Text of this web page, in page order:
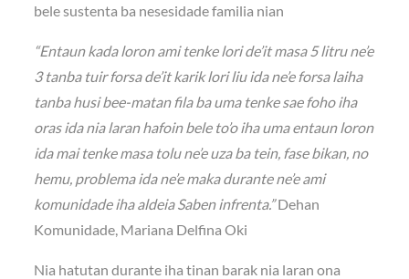
bele sustenta ba nesesidade familia nian
“Entaun kada loron ami tenke lori de’it masa 5 litru ne’e
3 tanba tuir forsa de’it karik lori liu ida ne’e forsa laiha
tanba husi bee-matan fila ba uma tenke sae foho iha
oras ida nia laran hafoin bele to’o iha uma entaun loron
ida mai tenke masa tolu ne’e uza ba tein, fase bikan, no
hemu, problema ida ne’e maka durante ne’e ami
komunidade iha aldeiaSaben infrenta.”Dehan
Komunidade, Mariana Delfina Oki
Nia hatutan durante iha tinan barak nia laran ona